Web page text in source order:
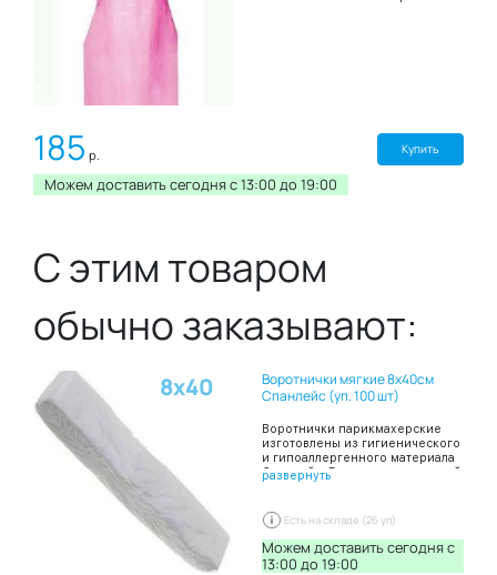
185 р. Купить
Можем доставить сегодня c 13:00 до 19:00
С этим товаром
обычно заказывают:
8х40
Воротнички мягкие 8х40см
Спанлейс (уп. 100 шт)
Воротнички парикмахерские
изготовлены из гигиенического
и гипоаллергенного материала
Спанлейс, Воротнички шириной
Благодаря таким свойствам
материала Спанлейса как
мягкость и высокая
впитываемость воротнички
развернуть
Есть на складе (26 уп)
Можем доставить сегодня c
13:00 до 19:00